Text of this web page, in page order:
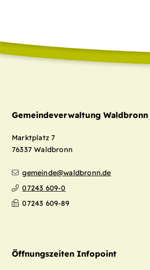
Gemeindeverwaltung Waldbronn
Marktplatz 7
76337 Waldbronn
gemeinde@waldbronn.de
07243 609-0
07243 609-89
Öffnungszeiten Infopoint